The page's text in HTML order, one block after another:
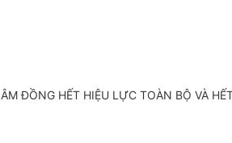
ĐỒNG HẾT HIỆU LỰC TOÀN BỘ VÀ